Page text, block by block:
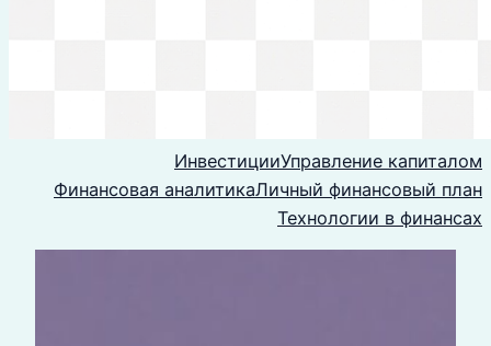
ИнвестицииУправление капиталом
Финансовая аналитикаЛичный финансовый план
Технологии в финансах